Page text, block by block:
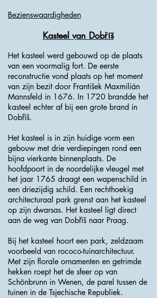
Bezienswaardigheden
Kasteel van Dobříš
Het kasteel werd gebouwd op de plaats
van een voormalig fort. De eerste
reconstructie vond plaats op het moment
van zijn bezit door František Maxmilián
Mannsfeld in 1676. In 1720 brandde het
kasteel echter af bij een grote brand in
Dobříš.
Het kasteel is in zijn huidige vorm een ​​
gebouw met drie verdiepingen rond een
bijna vierkante binnenplaats. De
hoofdpoort in de noordelijke vleugel met
het jaar 1765 draagt ​​een wapenschild in
een driezijdig schild. Een rechthoekig
architecturaal park grenst aan het kasteel
op zijn dwarsas. Het kasteel ligt direct
aan de weg van Dobříš naar Praag.
Bij het kasteel hoort een park, zeldzaam
voorbeeld van rococo-tuinarchitectuur.
Met zijn florale ornamenten en getrimde
hekken roept het de sfeer op van
Schönbrunn in Wenen, de parel tussen de
tuinen in de Tsjechische Republiek.